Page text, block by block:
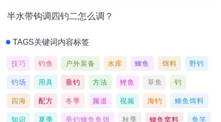
半水带钩调四钓二怎么调？
TAGS关键词内容标签
技巧 钓鱼 户外装备 水库 鲫鱼 饵料 野钓
钓场 用具 垂钓 方法 鲤鱼 草鱼 钓
四海 配方 冬季 频道 视频 海钓 鲫鱼饵料
知识 夏季 垂钓鲫鱼鱼饵 秋季 鲫鱼窝料 鱼竿